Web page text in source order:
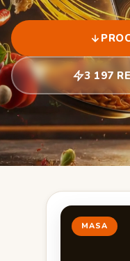
3 197
MASA